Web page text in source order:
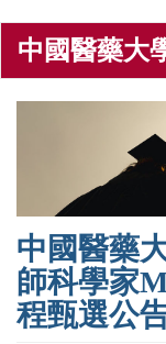
main
content
中國醫藥大
中國醫藥
師科學家
程甄選公